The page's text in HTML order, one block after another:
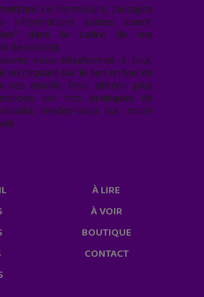
ce formulaire, j’accepte
informations saisies soient
dans le cadre de ma
de contact.
vous désabonner à tout
en cliquant sur le lien en bas de
nos emails. Pour obtenir plus
sur nos pratiques de
rendez-vous sur notre
À LIRE
À VOIR
BOUTIQUE
CONTACT